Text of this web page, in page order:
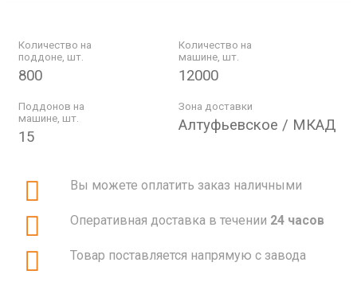
Количество на
поддоне, шт.
800
Количество на
машине, шт.
12000
Поддонов на
машине, шт.
15
Зона доставки
Алтуфьевское / МКАД
Вы можете оплатить заказ наличными
Оперативная доставка в течении 24 часов
Товар поставляется напрямую с завода